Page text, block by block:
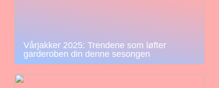
Vårjakker 2025: Trendene som løfter
garderoben din denne sesongen